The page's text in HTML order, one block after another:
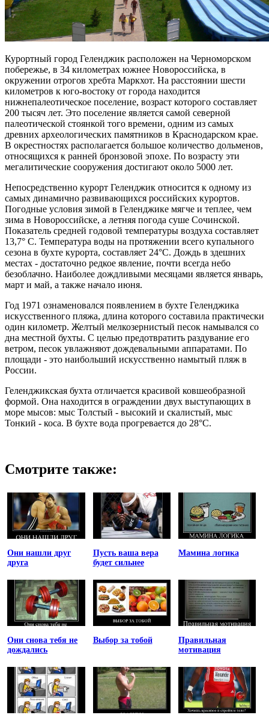
Курортный город Геленджик расположен на Черноморском
побережье, в 34 километрах южнее Новороссийска, в
окружении отрогов хребта Маркхот. На расстоянии шести
километров к юго-востоку от города находится
нижнепалеотическое поселение, возраст которого составляет
200 тысяч лет. Это поселение является самой северной
палеотической стоянкой того времени, одним из самых
древних археологических памятников в Краснодарском крае.
В окрестностях располагается большое количество дольменов,
относящихся к ранней бронзовой эпохе. По возрасту эти
мегалитические сооружения достигают около 5000 лет.
Непосредственно курорт Геленджик относится к одному из
самых динамично развивающихся российских курортов.
Погодные условия зимой в Геленджике мягче и теплее, чем
зима в Новороссийске, а летняя погода суше Сочинской.
Показатель средней годовой температуры воздуха составляет
13,7° С. Температура воды на протяжении всего купального
сезона в бухте курорта, составляет 24°С. Дождь в здешних
местах - достаточно редкое явление, почти всегда небо
безоблачно. Наиболее дождливыми месяцами является январь,
март и май, а также начало июня.
Год 1971 ознаменовался появлением в бухте Геленджика
искусственного пляжа, длина которого составила практически
один километр. Желтый мелкозернистый песок намывался со
дна местной бухты. С целью предотвратить раздувание его
ветром, песок увлажняют дождевальными аппаратами. По
площади - это наибольший искусственно намытый пляж в
России.
Геленджикская бухта отличается красивой ковшеобразной
формой. Она находится в ограждении двух выступающих в
море мысов: мыс Толстый - высокий и скалистый, мыс
Тонкий - коса. В бухте вода прогревается до 28°С.
Смотрите также:
Они нашли друг
друга
Пусть ваша вера
будет сильнее
Мамина логика
Они снова тебя не
дождались
Выбор за тобой
Правильная
мотивация